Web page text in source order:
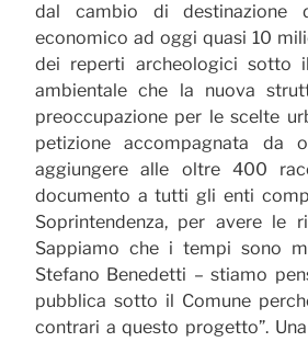
dal cambio di destinazione
economico ad oggi quasi 10
dei reperti archeologici sotto
ambientale che la nuova
preoccupazione per le scelte
petizione accompagnata
aggiungere alle oltre 400
documento a tutti gli enti
Soprintendenza, per avere le
Sappiamo che i tempi sono
Stefano Benedetti – stiamo
pubblica sotto il Comune
contrari a questo progetto”.